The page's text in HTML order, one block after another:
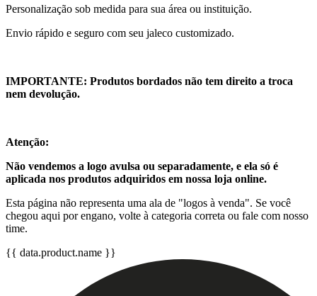
Personalização sob medida para sua área ou instituição.
Envio rápido e seguro com seu jaleco customizado.
IMPORTANTE: Produtos bordados não tem direito a troca
nem devolução.
Atenção:
Não vendemos a logo avulsa ou separadamente, e ela só é
aplicada nos produtos adquiridos em nossa loja online.
Esta página não representa uma ala de "logos à venda". Se você
chegou aqui por engano, volte à categoria correta ou fale com nosso
time.
{{ data.product.name }}